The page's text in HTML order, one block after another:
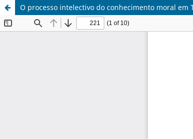
O processo intelectivo do conhecimento moral em